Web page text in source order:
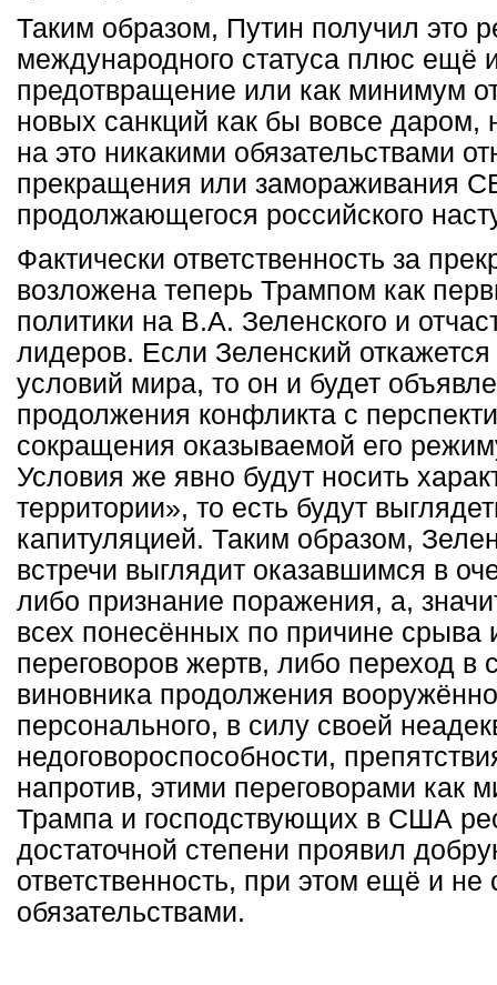
Таким образом, Путин получил это
международного статуса плюс ещё
предотвращение или как минимум
новых санкций как бы вовсе даром,
на это никакими обязательствами
прекращения или замораживания
продолжающегося российского
Фактически ответственность за
возложена теперь Трампом как
политики на В.А. Зеленского и
лидеров. Если Зеленский
условий мира, то он и будет
продолжения конфликта с
сокращения оказываемой его
Условия же явно будут носить
территории», то есть будут
капитуляцией. Таким образом,
встречи выглядит оказавшимся в
либо признание поражения, а,
всех понесённых по причине срыва
переговоров жертв, либо переход в
виновника продолжения
персонального, в силу своей
недоговороспособности,
напротив, этими переговорами как
Трампа и господствующих в США
достаточной степени проявил
ответственность, при этом ещё и не
обязательствами.